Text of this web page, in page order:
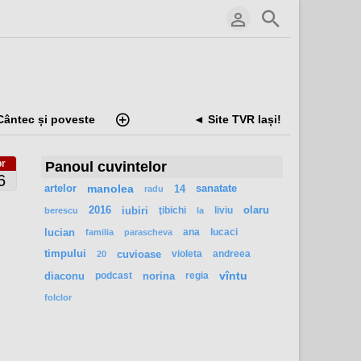
și poveste ◄ Site TVR Iași!
Panoul cuvintelor
artelor manolea radu 14 sanatate
berescu 2016 iubiri ţibichi la liviu olaru
lucian familia parascheva ana
lucaci
timpului
20 cuvioase violeta andreea
diaconu podcast norina regia vîntu
folclor